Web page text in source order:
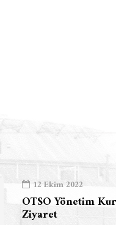
12 Ekim 2022
OTSO Yönetim
Ziyaret